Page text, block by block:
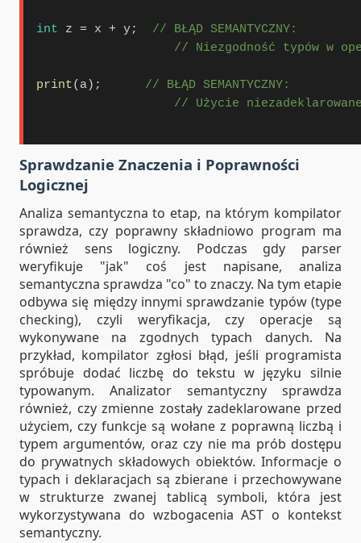
Sprawdzanie Znaczenia i Poprawności
Logicznej
Analiza semantyczna to etap, na którym kompilator
sprawdza, czy poprawny składniowo program ma
również sens logiczny. Podczas gdy parser
weryfikuje "jak" coś jest napisane, analiza
semantyczna sprawdza "co" to znaczy. Na tym etapie
odbywa się między innymi sprawdzanie typów (type
checking), czyli weryfikacja, czy operacje są
wykonywane na zgodnych typach danych. Na
przykład, kompilator zgłosi błąd, jeśli programista
spróbuje dodać liczbę do tekstu w języku silnie
typowanym. Analizator semantyczny sprawdza
również, czy zmienne zostały zadeklarowane przed
użyciem, czy funkcje są wołane z poprawną liczbą i
typem argumentów, oraz czy nie ma prób dostępu
do prywatnych składowych obiektów. Informacje o
typach i deklaracjach są zbierane i przechowywane
w strukturze zwanej tablicą symboli, która jest
wykorzystywana do wzbogacenia AST o kontekst
semantyczny.
int z = x + y; // BŁĄD SEMANTYCZNY:
// Niezgodność typów w
print(a); // BŁĄD SEMANTYCZNY:
// Użycie